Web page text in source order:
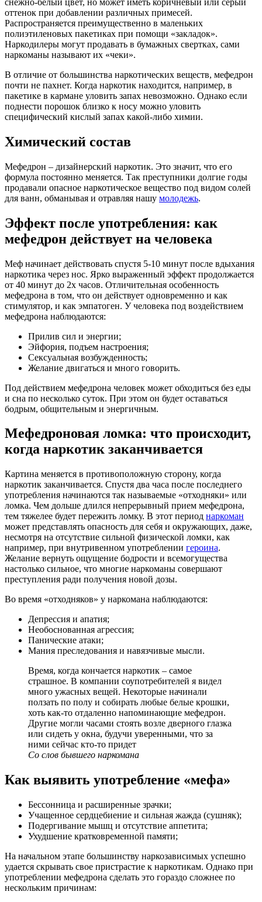
оттенок при добавлении различных примесей.
Распространяется преимущественно в маленьких
полиэтиленовых пакетиках при помощи «закладок».
Наркодилеры могут продавать в бумажных свертках, сами
наркоманы называют их «чеки».
В отличие от большинства наркотических веществ, мефедрон
почти не пахнет. Когда наркотик находится, например, в
пакетике в кармане уловить запах невозможно. Однако если
поднести порошок близко к носу можно уловить
специфический кислый запах какой-либо химии.
Химический состав
Мефедрон – дизайнерский наркотик. Это значит, что его
формула постоянно меняется. Так преступники долгие годы
продавали опасное наркотическое вещество под видом солей
для ванн, обманывая и отравляя нашу молодежь.
Эффект после употребления: как
мефедрон действует на человека
Меф начинает действовать спустя 5-10 минут после вдыхания
наркотика через нос. Ярко выраженный эффект продолжается
от 40 минут до 2х часов. Отличительная особенность
мефедрона в том, что он действует одновременно и как
стимулятор, и как эмпатоген. У человека под воздействием
мефедрона наблюдаются:
Прилив сил и энергии;
Эйфория, подъем настроения;
Сексуальная возбужденность;
Желание двигаться и много говорить.
Под действием мефедрона человек может обходиться без еды
и сна по несколько суток. При этом он будет оставаться
бодрым, общительным и энергичным.
Мефедроновая ломка: что происходит,
когда наркотик заканчивается
Картина меняется в противоположную сторону, когда
наркотик заканчивается. Спустя два часа после последнего
употребления начинаются так называемые «отходняки» или
ломка. Чем дольше длился непрерывный прием мефедрона,
тем тяжелее будет пережить ломку. В этот период наркоман
может представлять опасность для себя и окружающих, даже,
несмотря на отсутствие сильной физической ломки, как
например, при внутривенном употреблении героина.
Желание вернуть ощущение бодрости и всемогущества
настолько сильное, что многие наркоманы совершают
преступления ради получения новой дозы.
Во время «отходняков» у наркомана наблюдаются:
Депрессия и апатия;
Необоснованная агрессия;
Панические атаки;
Мания преследования и навязчивые мысли.
Время, когда кончается наркотик – самое
страшное. В компании соупотребителей я видел
много ужасных вещей. Некоторые начинали
ползать по полу и собирать любые белые крошки,
хоть как-то отдаленно напоминающие мефедрон.
Другие могли часами стоять возле дверного глазка
или сидеть у окна, будучи уверенными, что за
ними сейчас кто-то придет
Со слов бывшего наркомана
Как выявить употребление «мефа»
Бессонница и расширенные зрачки;
Учащенное сердцебиение и сильная жажда (сушняк);
Подергивание мышц и отсутствие аппетита;
Ухудшение кратковременной памяти;
На начальном этапе большинству наркозависимых успешно
удается скрывать свое пристрастие к наркотикам. Однако при
употреблении мефедрона сделать это гораздо сложнее по
нескольким причинам: